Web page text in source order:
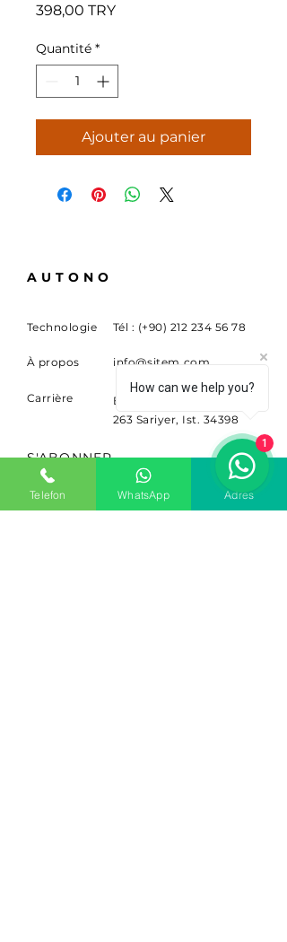
398,00 TRYPrix
Quantité *
Ajouter au panier
AUTONO
Technologie Tél : (+90) 212 234 56 78
À propos info@sitem.com
Carrière
Buyukdere Cad. Non.
263 Sariyer, Ist. 34398
S'ABONNER
Inscrivez-vous pour recevoir
des nouvelles et des mises à
Telefon WhatsApp Adres
How can we help you?
1